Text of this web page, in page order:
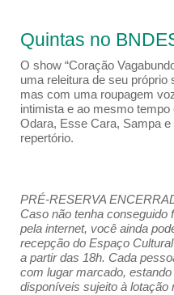
Quintas no
O show “Coração
uma releitura de seu próprio
mas com uma roupagem
intimista e ao mesmo
Odara, Esse Cara, Sampa
repertório.
PRÉ-RESERVA
Caso não tenha conseguido
pela internet, você ainda
recepção do Espaço
a partir das 18h. Cada
com lugar marcado,
disponíveis sujeito à lotação